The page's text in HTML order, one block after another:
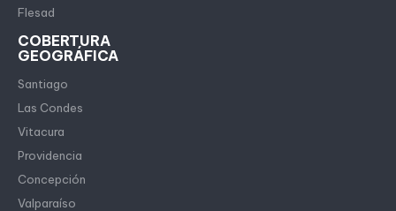
Flesad
COBERTURA
GEOGRÁFICA
Santiago
Las Condes
Vitacura
Providencia
Concepción
Valparaíso